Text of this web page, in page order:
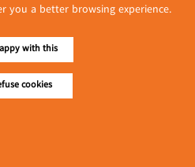
you a better browsing experience.
with this
cookies